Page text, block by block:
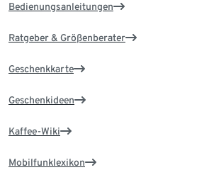
Bedienungsanleitungen
Ratgeber & Größenberater
Geschenkkarte
Geschenkideen
Kaffee-Wiki
Mobilfunklexikon